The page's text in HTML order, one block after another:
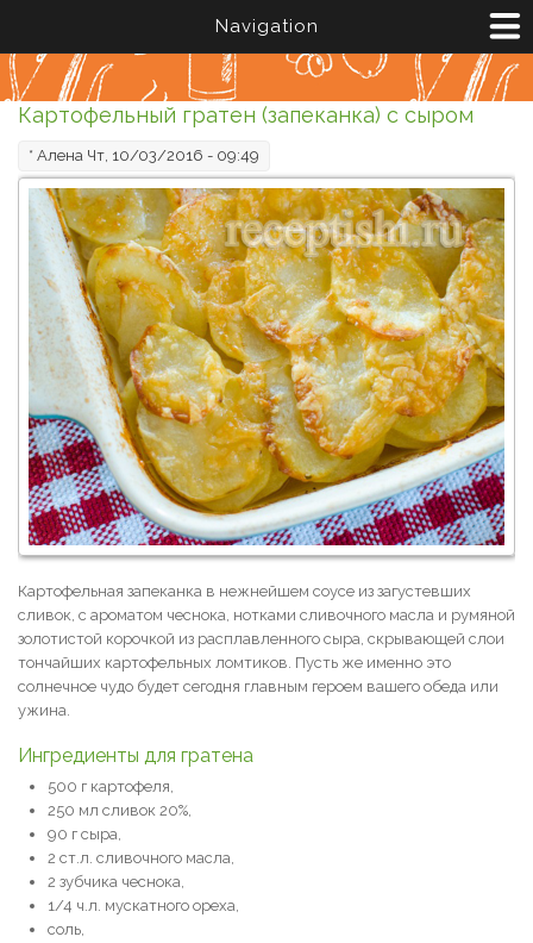
Navigation
Картофельный гратен (запеканка) с сыром
* Алена Чт, 10/03/2016 - 09:49
Картофельная запеканка в нежнейшем соусе из загустевших
сливок, с ароматом чеснока, нотками сливочного масла и румяной
золотистой корочкой из расплавленного сыра, скрывающей слои
тончайших картофельных ломтиков. Пусть же именно это
солнечное чудо будет сегодня главным героем вашего обеда или
ужина.
Ингредиенты для гратена
500 г картофеля,
250 мл сливок 20%,
90 г сыра,
2 ст.л. сливочного масла,
2 зубчика чеснока,
1/4 ч.л. мускатного ореха,
соль,